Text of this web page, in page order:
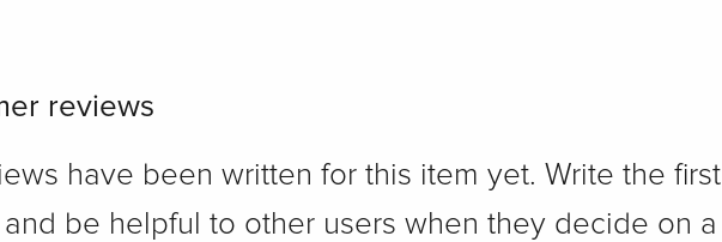
reviews
have been written for this item yet. Write the first
be helpful to other users when they decide on a